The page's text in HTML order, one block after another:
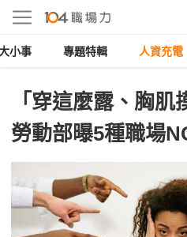
小事 專題特輯 人資充電
「穿這麼露、胸肌
勞動部曝5種職場